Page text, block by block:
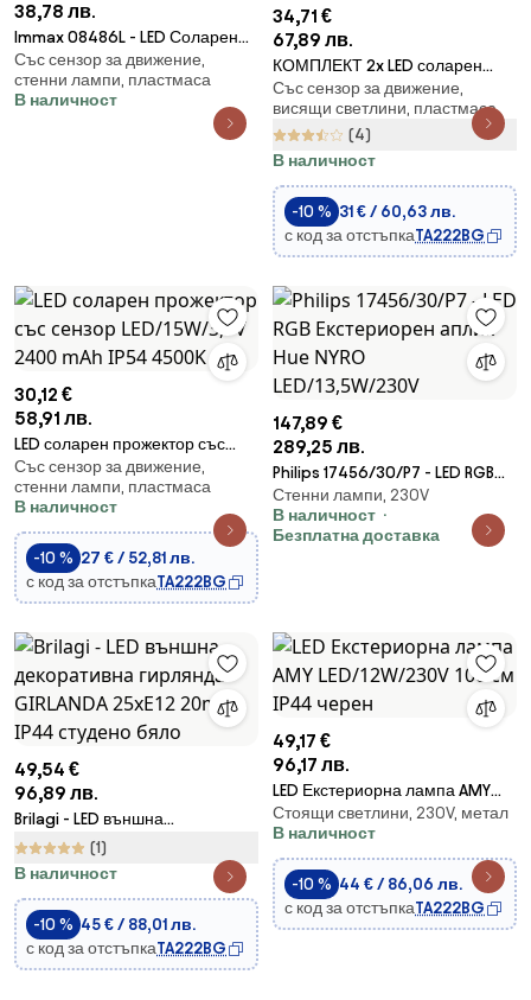
38,78 лв.
Immax 08486L - LED Соларен
аплик със сензор LED/4W/5,5V
IP65
Със сензор за движение,
стенни лампи, пластмаса
В наличност
34,71 €
67,89 лв.
КОМПЛЕКТ 2x LED соларен
висящ лампа LED/6W/3,7V
2000 mAh IP44 + DO
Със сензор за движение,
висящи светлини, пластмаса
(4)
В наличност
-10 % 31 € / 60,63 лв.
с код за отстъпкаTA222BG
30,12 €
58,91 лв.
LED соларен прожектор със
сензор LED/15W/3,7V 2400 mAh
IP54 4500K
Със сензор за движение,
стенни лампи, пластмаса
В наличност
-10 % 27 € / 52,81 лв.
с код за отстъпкаTA222BG
147,89 €
289,25 лв.
Philips 17456/30/P7 - LED RGB
Екстериорен аплик Hue NYRO
LED/13,5W/230V
Стенни лампи, 230V
В наличност
Безплатна доставка
49,54 €
96,89 лв.
Brilagi - LED външна
декоративна гирлянда
GIRLANDA 25xE12 20m IP44
(1)
В наличност
-10 % 45 € / 88,01 лв.
с код за отстъпкаTA222BG
49,17 €
96,17 лв.
LED Екстериорна лампа AMY
LED/12W/230V 100 см IP44
черен
Стоящи светлини, 230V, метал
В наличност
-10 % 44 € / 86,06 лв.
с код за отстъпкаTA222BG